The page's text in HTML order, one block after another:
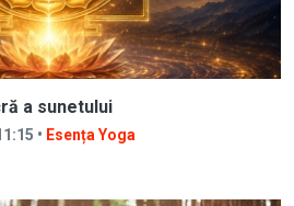
a sunetului
• Esența Yoga